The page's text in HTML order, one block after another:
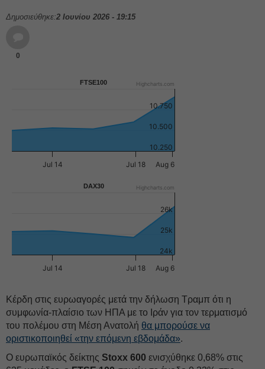
Δημοσιεύθηκε:2 Ιουνίου 2026 - 19:15
0
FTSE100
Jul 14 Jul 18 Aug 6
10.250
10.500
10.750
Highcharts.com
DAX30
Jul 14 Jul 18 Aug 6
24k
25k
26k
Highcharts.com
Κέρδη στις ευρωαγορές μετά την δήλωση Τραμπ ότι η
συμφωνία-πλαίσιο των ΗΠΑ με το Ιράν για τον τερματισμό
του πολέμου στη Μέση Ανατολή θα μπορούσε να
οριστικοποιηθεί «την επόμενη εβδομάδα».
Ο ευρωπαϊκός δείκτης Stoxx 600 ενισχύθηκε 0,68% στις